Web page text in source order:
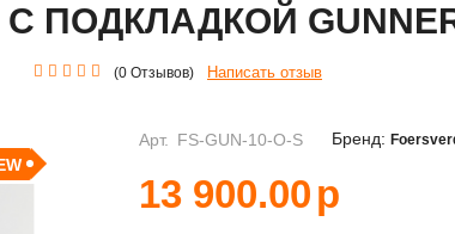
ПОДКЛАДКОЙ GUNNER
(0 Отзывов) Написать отзыв
Арт. FS-GUN-10-O-S Бренд:
13 900.00р